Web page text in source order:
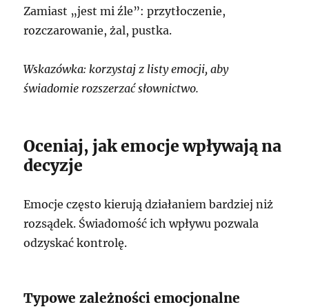
Zamiast „jest mi źle”: przytłoczenie,
rozczarowanie, żal, pustka.
Wskazówka: korzystaj z listy emocji, aby
świadomie rozszerzać słownictwo.
Oceniaj, jak emocje wpływają na
decyzje
Emocje często kierują działaniem bardziej niż
rozsądek. Świadomość ich wpływu pozwala
odzyskać kontrolę.
Typowe zależności emocjonalne